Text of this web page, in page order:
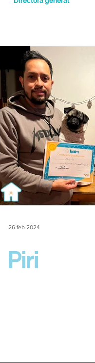
Piri
26 feb 2024